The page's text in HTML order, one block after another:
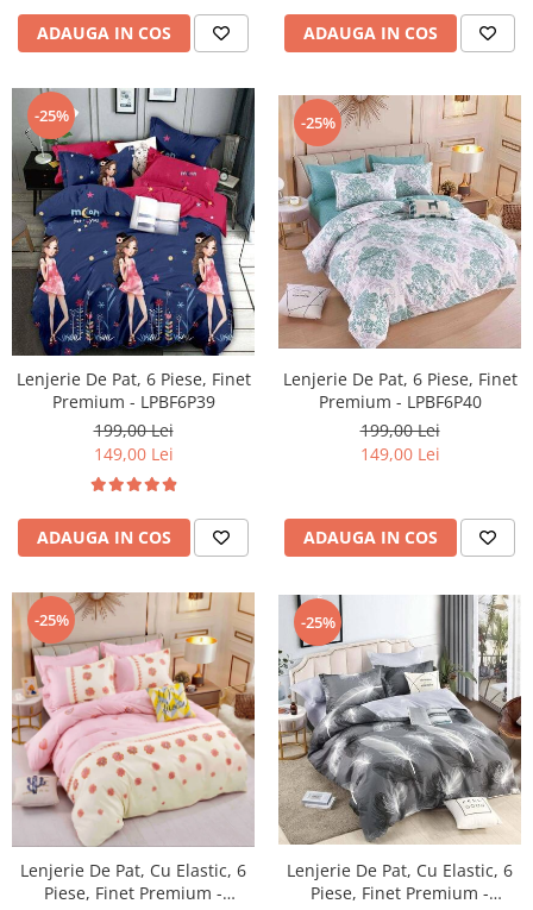
ADAUGA IN COS ADAUGA IN COS
-25%
Lenjerie De Pat, 6 Piese, Finet
Premium - LPBF6P39
199,00 Lei
149,00 Lei
ADAUGA IN COS
-25%
Lenjerie De Pat, 6 Piese, Finet
Premium - LPBF6P40
199,00 Lei
149,00 Lei
ADAUGA IN COS
-25%
Lenjerie De Pat, Cu Elastic, 6
Piese, Finet Premium -
-25%
Lenjerie De Pat, Cu Elastic, 6
Piese, Finet Premium -